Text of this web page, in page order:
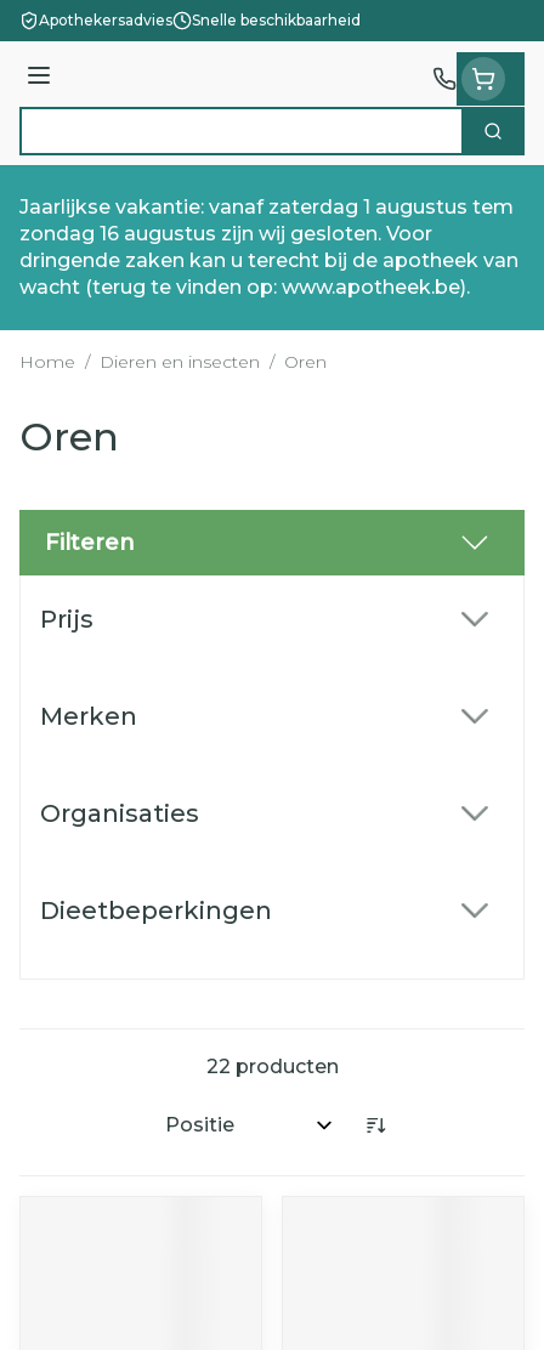
Ga naar de inhoud
Apothekersadvies Snelle beschikbaarheid
Menu
Zoek
Jaarlijkse vakantie: vanaf zaterdag 1 augustus tem
zondag 16 augustus zijn wij gesloten. Voor
dringende zaken kan u terecht bij de apotheek van
wacht (terug te vinden op: www.apotheek.be).
Home / Dieren en insecten / Oren
Oren
Filteren
Prijs
Merken
Organisaties
Dieetbeperkingen
22 producten
Sorteer op: